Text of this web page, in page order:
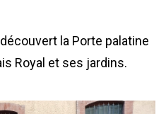
la Porte palatine
Royal et ses jardins.